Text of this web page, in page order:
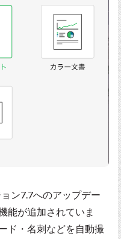
ン7.7へのアップデー
能が追加されていま
ド・名刺などを自動撮